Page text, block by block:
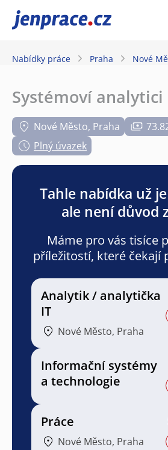
JenPráce.cz
Nabídky práce Praha Nové
Systémoví analytici
Nové Město, Praha
Plný úvazek
Tahle nabídka už
ale není důvod
Máme pro vás tisíce
příležitostí, které čekají
Analytik / analytička
IT
Nové Město, Praha
Informační systémy
a technologie
Práce
Nové Město, Praha